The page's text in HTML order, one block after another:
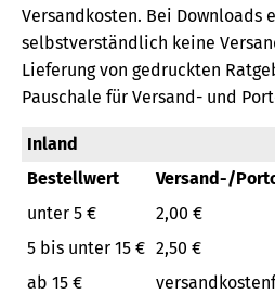
Versandkosten. Bei Downloads
selbstverständlich keine
Lieferung von gedruckten
Pauschale für Versand- und
Inland
Bestellwert
Versand-/
unter 5 €
2,00 €
5 bis unter 15 € 2,50 €
ab 15 €